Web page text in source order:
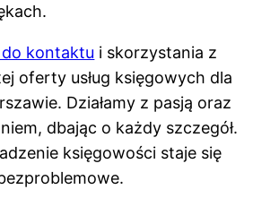
kontaktu i skorzystania z
oferty usług księgowych dla
Działamy z pasją oraz
dbając o każdy szczegół.
księgowości staje się